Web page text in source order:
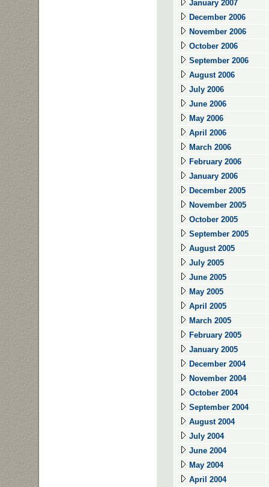
January 2007
December 2006
November 2006
October 2006
September 2006
August 2006
July 2006
June 2006
May 2006
April 2006
March 2006
February 2006
January 2006
December 2005
November 2005
October 2005
September 2005
August 2005
July 2005
June 2005
May 2005
April 2005
March 2005
February 2005
January 2005
December 2004
November 2004
October 2004
September 2004
August 2004
July 2004
June 2004
May 2004
April 2004